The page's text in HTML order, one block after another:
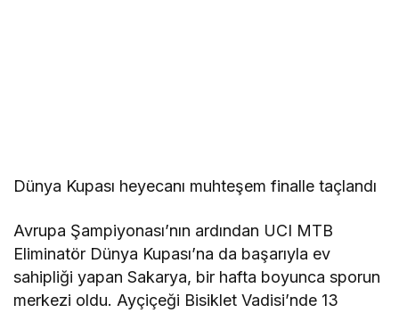
Dünya Kupası heyecanı muhteşem finalle taçlandı
Avrupa Şampiyonası’nın ardından UCI MTB
Eliminatör Dünya Kupası’na da başarıyla ev
sahipliği yapan Sakarya, bir hafta boyunca sporun
merkezi oldu. Ayçiçeği Bisiklet Vadisi’nde 13